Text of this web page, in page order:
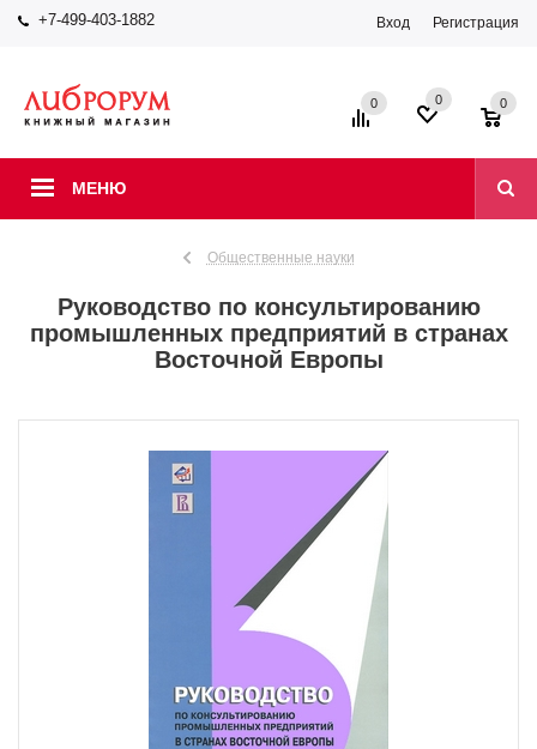
+7-499-403-1882 Вход Регистрация
МЕНЮ
0 0 0
Общественные науки
Руководство по консультированию
промышленных предприятий в странах
Восточной Европы